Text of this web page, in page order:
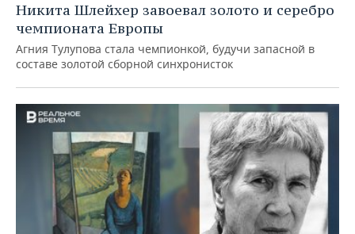
Никита Шлейхер завоевал золото и серебро
чемпионата Европы
Агния Тулупова стала чемпионкой, будучи запасной в
составе золотой сборной синхронисток